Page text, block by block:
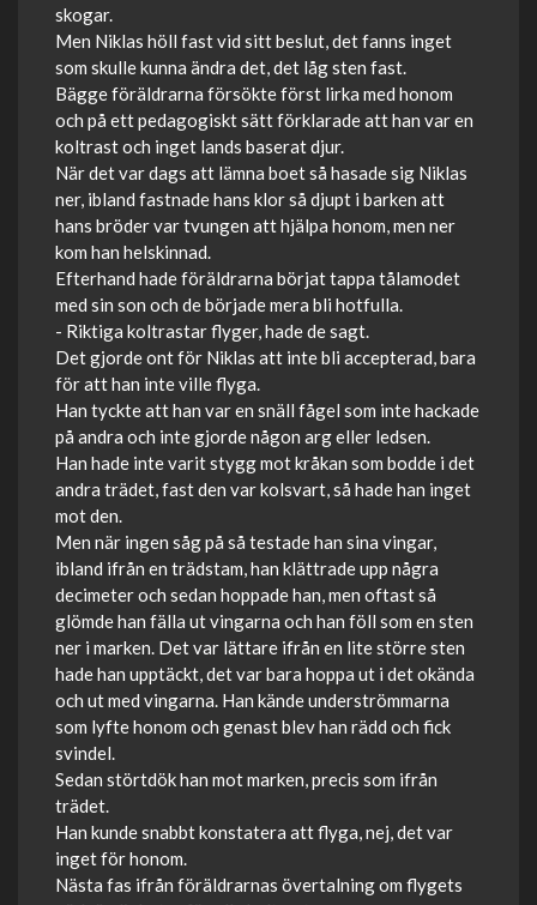
skogar.
Men Niklas höll fast vid sitt beslut, det fanns inget
som skulle kunna ändra det, det låg sten fast.
Bägge föräldrarna försökte först lirka med honom
och på ett pedagogiskt sätt förklarade att han var en
koltrast och inget lands baserat djur.
När det var dags att lämna boet så hasade sig Niklas
ner, ibland fastnade hans klor så djupt i barken att
hans bröder var tvungen att hjälpa honom, men ner
kom han helskinnad.
Efterhand hade föräldrarna börjat tappa tålamodet
med sin son och de började mera bli hotfulla.
- Riktiga koltrastar flyger, hade de sagt.
Det gjorde ont för Niklas att inte bli accepterad, bara
för att han inte ville flyga.
Han tyckte att han var en snäll fågel som inte hackade
på andra och inte gjorde någon arg eller ledsen.
Han hade inte varit stygg mot kråkan som bodde i det
andra trädet, fast den var kolsvart, så hade han inget
mot den.
Men när ingen såg på så testade han sina vingar,
ibland ifrån en trädstam, han klättrade upp några
decimeter och sedan hoppade han, men oftast så
glömde han fälla ut vingarna och han föll som en sten
ner i marken. Det var lättare ifrån en lite större sten
hade han upptäckt, det var bara hoppa ut i det okända
och ut med vingarna. Han kände underströmmarna
som lyfte honom och genast blev han rädd och fick
svindel.
Sedan störtdök han mot marken, precis som ifrån
trädet.
Han kunde snabbt konstatera att flyga, nej, det var
inget för honom.
Nästa fas ifrån föräldrarnas övertalning om flygets